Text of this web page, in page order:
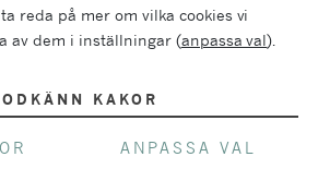
reda på mer om vilka cookies vi
av dem i inställningar (anpassa val).
KAKOR
ANPASSA VAL